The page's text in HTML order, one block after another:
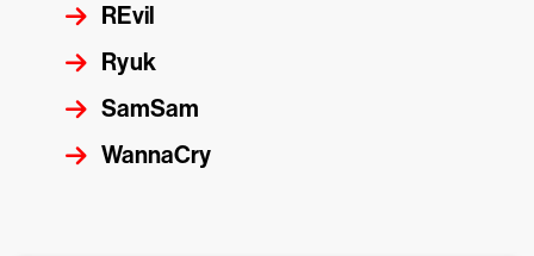
REvil
Ryuk
SamSam
WannaCry